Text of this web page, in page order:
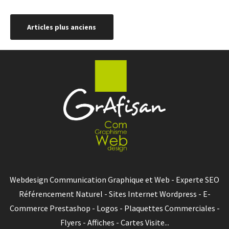
Navigation
des
Articles plus anciens
Webdesign Communication Graphique et Web - Experte SEO
Référencement Naturel - Sites Internet Wordpress - E-
Commerce Prestashop - Logos - Plaquettes Commerciales -
Flyers - Affiches - Cartes Visite...